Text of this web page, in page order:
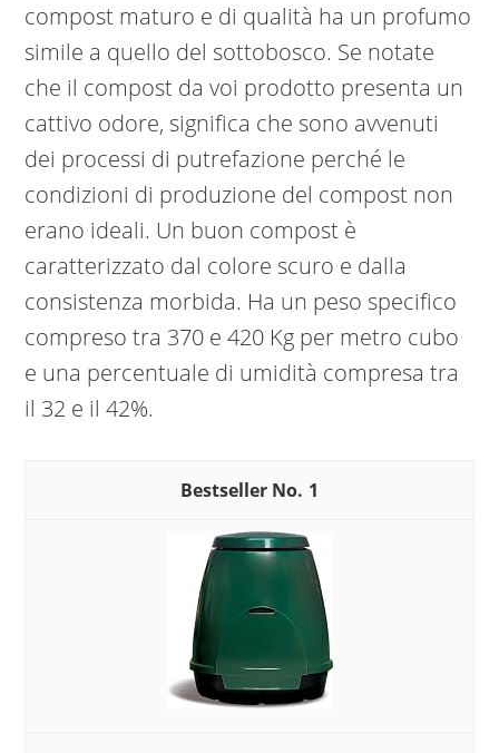
compost maturo e di qualità ha un profumo
simile a quello del sottobosco. Se notate
che il compost da voi prodotto presenta un
cattivo odore, significa che sono avvenuti
dei processi di putrefazione perché le
condizioni di produzione del compost non
erano ideali. Un buon compost è
caratterizzato dal colore scuro e dalla
consistenza morbida. Ha un peso specifico
compreso tra 370 e 420 Kg per metro cubo
e una percentuale di umidità compresa tra
il 32 e il 42%.
1